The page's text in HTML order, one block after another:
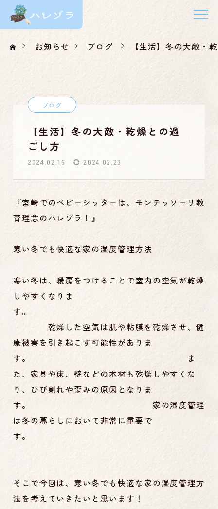
お知らせ ブログ 【生活】冬の大敵・
ブログ
【生活】冬の大敵・乾燥との過
ごし方
2024.02.16 2024.02.23
『宮崎でのベビーシッターは、モンテッソーリ教
育理念のハレゾラ！』
寒い冬でも快適な家の湿度管理方法
寒い冬は、暖房をつけることで室内の空気が乾燥
しやすくなりま
す。
乾燥した空気は肌や粘膜を乾燥させ、健
康被害を引き起こす可能性がありま
す。 ま
た、家具や床、壁などの木材も乾燥しやすくな
り、ひび割れや歪みの原因となりま
す。 家の湿度管理
は冬の暮らしにおいて非常に重要で
す。
そこで今回は、寒い冬でも快適な家の湿度管理方
法を考えていきたいと思います！